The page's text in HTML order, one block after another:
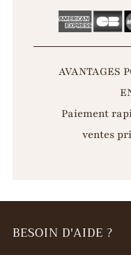
AVANTAGES
Paiement
ventes
BESOIN D'AIDE ?